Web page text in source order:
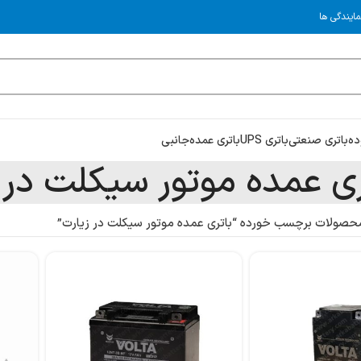
ها
باتری صنعتیباتری UPS باتری عمدهجانبی
عمده موتور سیکلت
برچسب خورده “باتری عمده موتور سیکلت در زیارت”